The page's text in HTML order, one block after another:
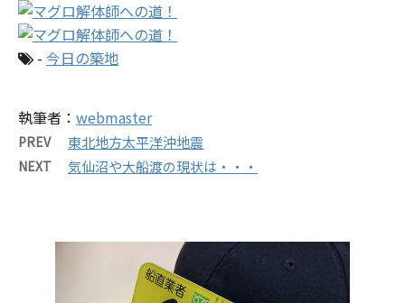
- 今日の築地
執筆者： webmaster
PREV 東北地方太平洋沖地震
NEXT 気仙沼や大船渡の現状は・・・